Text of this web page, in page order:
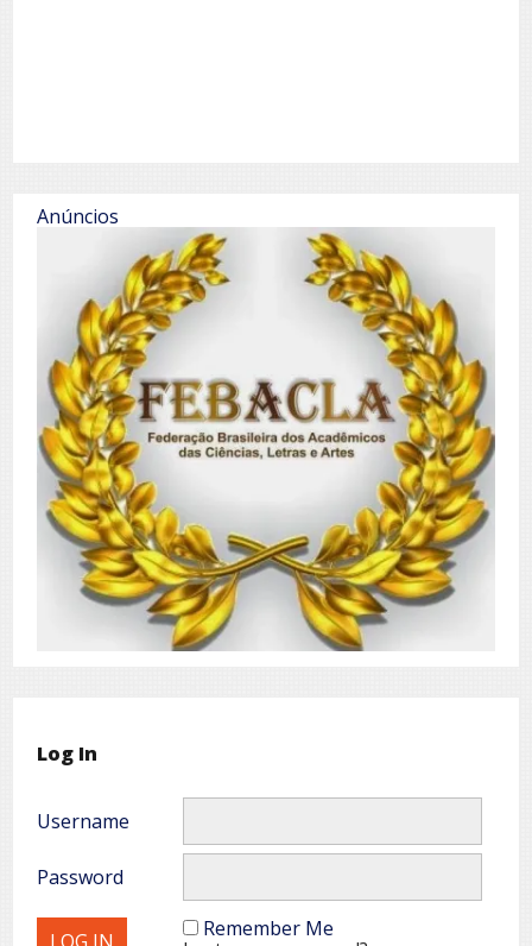
Anúncios
Log In
Username
Password
Remember Me